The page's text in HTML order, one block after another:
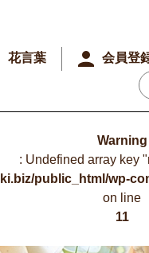
花言葉 会員登
Warning
: Undefined array key
public_html/wp-
on line
11